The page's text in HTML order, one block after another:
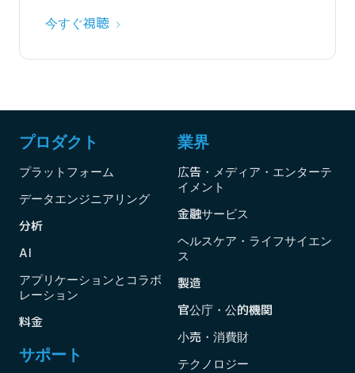
今すぐ視聴
プロダクト
プラットフォーム
データエンジニアリング
分析
AI
アプリケーションとコラボ
レーション
料金
サポート
業界
広告・メディア・エンターテ
イメント
金融サービス
ヘルスケア・ライフサイエン
ス
製造
官公庁・公的機関
小売・消費財
テクノロジー